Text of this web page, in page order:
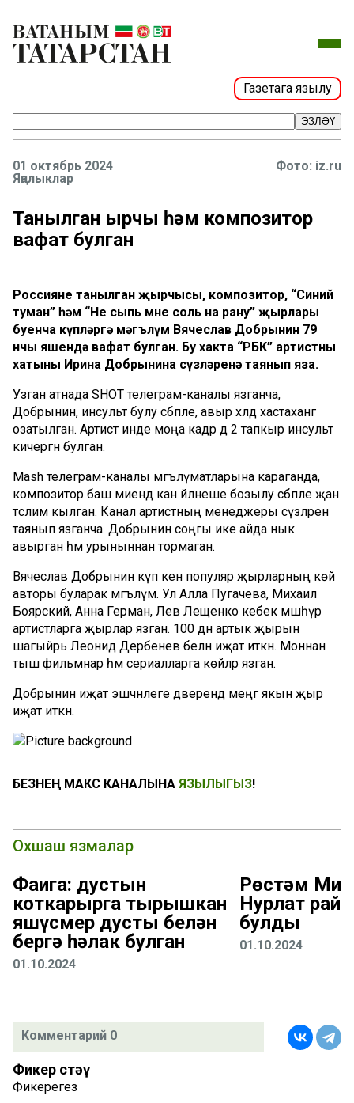
Газетага язылу
ЭЗЛӘҮ
01 октябрь 2024
Яңалыклар
Фото: iz.ru
Танылган җырчы һәм композитор
вафат булган
Россиянең танылган җырчысы, композитор, “Синий
туман” һәм “Не сыпь мне соль на рану” җырлары
буенча күпләргә мәгълүм Вячеслав Добрынин 79
нчы яшендә вафат булган. Бу хакта “РБК” артистның
хатыны Ирина Добрынина сүзләренә таянып яза.
Узган атнада SHOT телеграм-каналы язганча,
Добрынин, инсульт булу сәбәпле, авыр хәлдә хастаханәгә
озатылган. Артист инде моңа кадәр дә 2 тапкыр инсульт
кичергән булган.
Мash телеграм-каналы мәгълүматларына караганда,
композитор баш миендә кан әйләнеше бозылу сәбәпле җан
тәслим кылган. Канал артистның менеджеры сүзләренә
таянып язганча. Добрынин соңгы ике айда нык
авырган һәм урыныннан тормаган.
Вячеслав Добрынин күп кенә популяр җырларның көй
авторы буларак мәгълүм. Ул Алла Пугачева, Михаил
Боярский, Анна Герман, Лев Лещенко кебек мәшһүр
артистларга җырлар язган. 100 дән артык җырын
шагыйрь Леонид Дербенев белән иҗат иткән. Моннан
тыш фильмнар һәм сериалларга көйләр язган.
Добрынин иҗат эшчәнлеге дәверендә меңгә якын җыр
иҗат иткән.
БЕЗНЕҢ МАКС КАНАЛЫНА ЯЗЫЛЫГЫЗ!
Охшаш язмалар
Фаҗига: дустын
коткарырга тырышкан
яшүсмер дусты белән
бергә һәлак булган
01.10.2024
Рөстәм
Нурлат
булды
01.10.2024
Комментарий 0
Фикер өстәү
Фикерегез